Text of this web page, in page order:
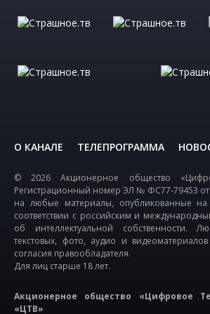
О КАНАЛЕ ТЕЛЕПРОГРАММА
© 2026 Акционерное общество
Регистрационный номер ЭЛ № ФС77-79453 от
на любые материалы, опубликованные
соответствии с российским и
об интеллектуальной собственности.
текстовых, фото, аудио и
согласия правообладателя.
Для лиц старше 18 лет.
Акционерное общество «Цифровое
«ЦТВ»